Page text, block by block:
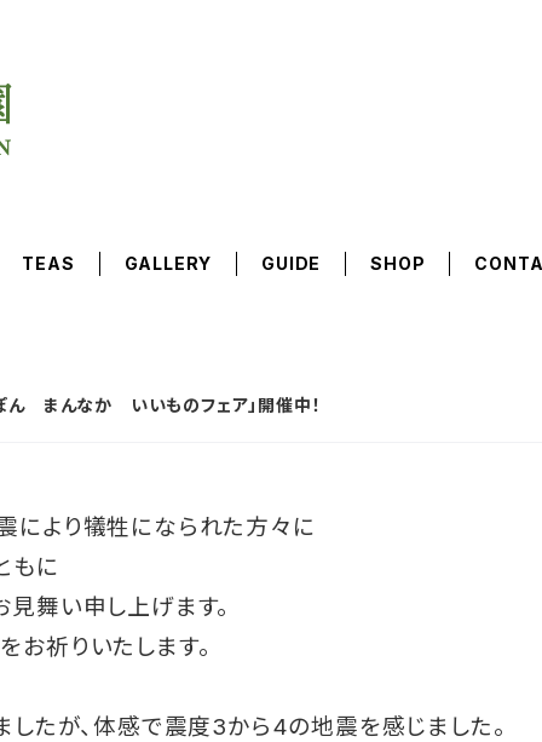
TEAS GALLERY GUIDE SHOP
ん まんなか いいものフェア」開催中！
により犠牲になられた方々に
もに
舞い申し上げます。
祈りいたします。
たが、体感で震度3から4の地震を感じました。